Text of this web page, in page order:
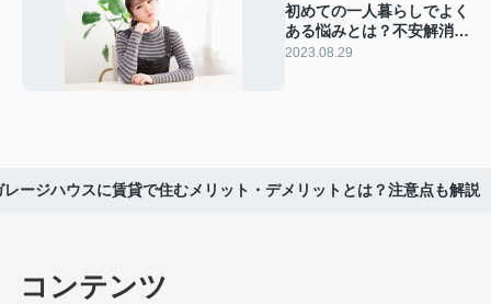
初めての一人暮らしでよく
ある悩みとは？不安解消法
や物件探しのコツ
2023.08.29
レージハウスに賃貸で住むメリット・デメリットとは？注意点も解説
コンテンツ